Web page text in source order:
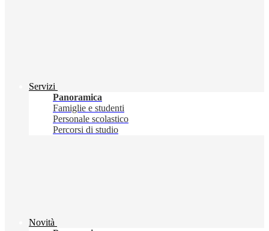
Servizi
Panoramica
Famiglie e studenti
Personale scolastico
Percorsi di studio
Novità